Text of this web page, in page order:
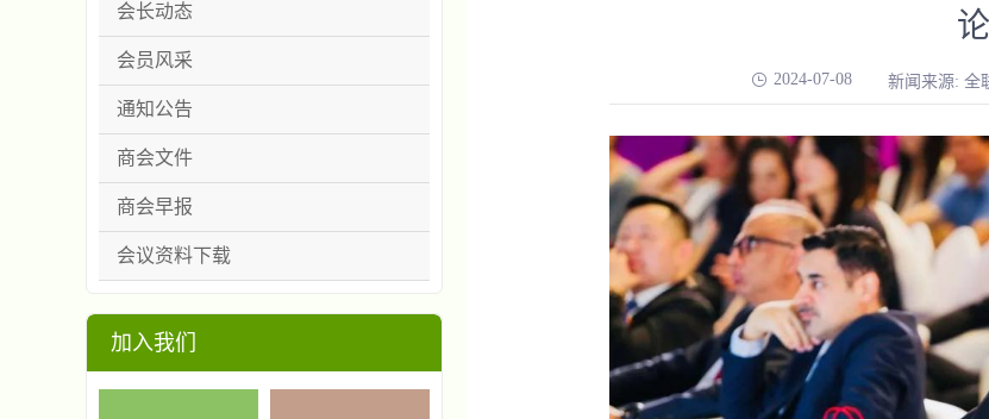
会长动态
会员风采
通知公告
商会文件
商会早报
会议资料下载
加入我们
2024-07-08 新闻来源: 全